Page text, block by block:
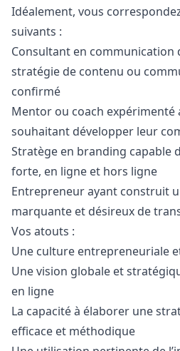
Idéalement, vous
suivants :
Consultant en communication
stratégie de contenu ou
confirmé
Mentor ou coach expérimenté
souhaitant développer leur
Stratège en branding capable
forte, en ligne et hors ligne
Entrepreneur ayant construit
marquante et désireux de
Vos atouts :
Une culture entrepreneuriale
Une vision globale et
en ligne
La capacité à élaborer une
efficace et méthodique